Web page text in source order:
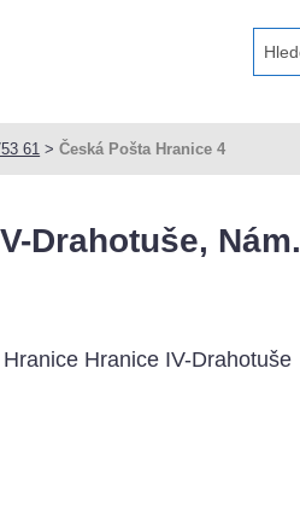
61 >Česká Pošta Hranice 4
Drahotuše, Nám.
Hranice IV-Drahotuše